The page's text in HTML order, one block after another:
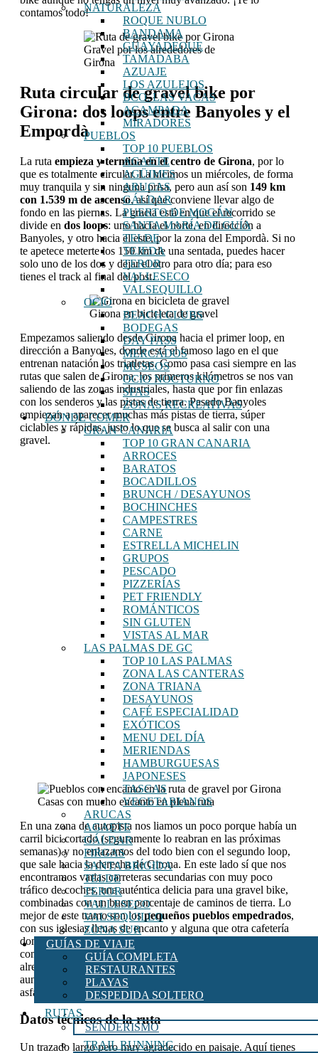
NATURALEZA
ROQUE NUBLO
BANDAMA
GUAYADEQUE
TAMADABA
AZUAJE
LOS AZULEJOS
BCO. LAS VACAS
ACAMPADA
MIRADORES
PUEBLOS
TOP 10 PUEBLOS
AGAETE
AGÜIMES
ARUCAS
GÁLDAR
PUERTO DE MOGÁN
SANTA MARÍA DE GUÍA
TELDE
TEJEDA
TEROR
VALLESECO
VALSEQUILLO
OCIO
BEACH CLUBS
BODEGAS
DAY PASS
MERCADOS
MUSEOS
OCIO NOCTURNO
SPAS
ZONAS RECREATIVAS
DÓNDE COMER
GRAN CANARIA
TOP 10 GRAN CANARIA
ARROCES
BARATOS
BOCADILLOS
BRUNCH / DESAYUNOS
BOCHINCHES
CAMPESTRES
CARNE
ESTRELLA MICHELIN
GRUPOS
PESCADO
PIZZERÍAS
PET FRIENDLY
ROMÁNTICOS
SIN GLUTEN
VISTAS AL MAR
LAS PALMAS DE GC
TOP 10 LAS PALMAS
ZONA LAS CANTERAS
ZONA TRIANA
DESAYUNOS
CAFÉ ESPECIALIDAD
EXÓTICOS
MENU DEL DÍA
MERIENDAS
HAMBURGUESAS
JAPONESES
TASCAS
VEGETARIANOS
ARUCAS
AGAETE
GÁLDAR
FIRGAS
SANTA BRÍGIDA
TELDE
TEROR
VALLESECO
VALSEQUILLO
ZONA SUR
GUÍAS DE VIAJE
GUÍA COMPLETA
RESTAURANTES
PLAYAS
DESPEDIDA SOLTERO
RUTAS
SENDERISMO
TRAIL RUNNING
contamos todo!
Gravel por los alrededores de
Girona
Ruta circular de gravel bike por
Girona: dos loops entre Banyoles y el
Empordà
La ruta empieza y termina en el centro de Girona, por lo
que es totalmente circular. La hicimos un miércoles, de forma
muy tranquila y sin ninguna prisa, pero aun así son 149 km
con 1.539 m de ascenso, así que conviene llevar algo de
fondo en las piernas. La gracia está en que el recorrido se
divide en dos loops: uno hacia el norte, en dirección a
Banyoles, y otro hacia el este, por la zona del Empordà. Si no
te apetece meterte los 150 km de una sentada, puedes hacer
solo uno de los dos y dejar el otro para otro día; para eso
tienes el track al final del post.
Girona en bicicleta de gravel
Empezamos saliendo desde Girona hacia el primer loop, en
dirección a Banyoles, donde está el famoso lago en el que
entrenan natación los triatletas. Como pasa casi siempre en las
rutas que salen de Girona, los primeros kilómetros se nos van
saliendo de las zonas industriales, hasta que por fin enlazas
con los senderos y las pistas de tierra. Pasado Banyoles
empiezan a aparecer muchas más pistas de tierra, súper
ciclables y rápidas, justo lo que se busca al salir con una
gravel.
Casas con mucho encanto en plena ruta
En una zona de autopista nos liamos un poco porque había un
carril bici cortado (seguramente lo reabran en las próximas
semanas) y no enlazamos del todo bien con el segundo loop,
que sale hacia la derecha de Girona. En este lado sí que nos
encontramos varias carreteras secundarias con muy poco
tráfico de coches, una auténtica delicia para una gravel bike,
combinadas con un buen porcentaje de caminos de tierra. Lo
mejor de este tramo son lospequeños pueblos empedrados,
con sus iglesias llenas de encanto y alguna que otra cafetería
donde parar a tomar un helado, un buen trozo de pastel o una
comida sana para coger fuerzas y seguir pedaleando. En total,
alrededor de un38% de la ruta es tierra
aunque el segundo loop concentra bastante más fuera del
asfalto que el primero.
Datos técnicos de la ruta
Un trazado largo pero muy agradecido en paisaje. Aquí tienes